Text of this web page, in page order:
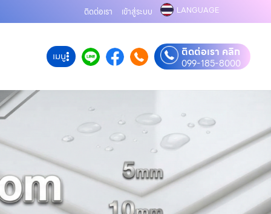
ติดต่อเรา เข้าสู่ระบบ LANGUAGE
เมนู ติดต่อเรา คลิก
099-185-8000